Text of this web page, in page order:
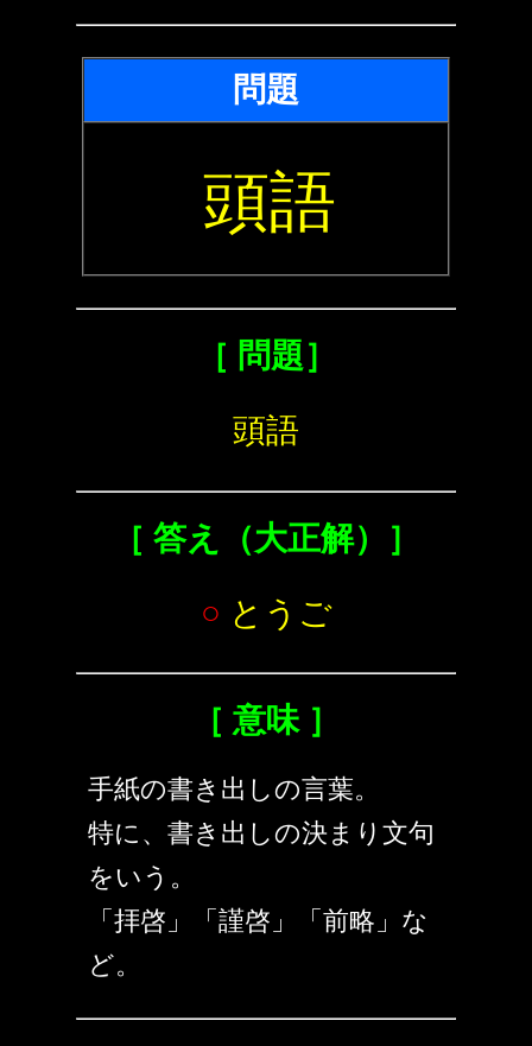
問題
頭語
［ 問題］
頭語
［ 答え（大正解）］
○ とうご
［ 意味 ］
手紙の書き出しの言葉。
特に、書き出しの決まり文句
をいう。
「拝啓」「謹啓」「前略」な
ど。